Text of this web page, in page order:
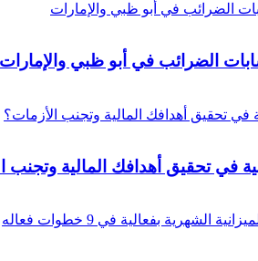
في تحقيق أهدافك المالية وتجنب